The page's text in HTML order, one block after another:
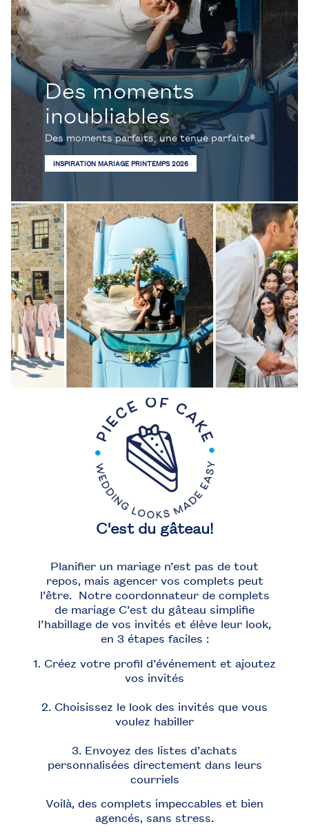
Des moments
inoubliables
Des moments parfaits, une tenue parfaite®
INSPIRATION MARIAGE PRINTEMPS 2026
C'est du gâteau!
Planifier un mariage n’est pas de tout
repos, mais agencer vos complets peut
l’être. Notre coordonnateur de complets
de mariage C’est du gâteau simplifie
l’habillage de vos invités et élève leur look,
en 3 étapes faciles :
1. Créez votre profil d’événement et ajoutez
vos invités
2. Choisissez le look des invités que vous
voulez habiller
3. Envoyez des listes d’achats
personnalisées directement dans leurs
courriels
Voilà, des complets impeccables et bien
agencés, sans stress.